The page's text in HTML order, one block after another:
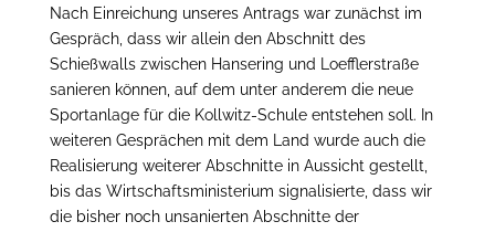
Nach Einreichung unseres Antrags war zunächst im
Gespräch, dass wir allein den Abschnitt des
Schießwalls zwischen Hansering und Loefflerstraße
sanieren können, auf dem unter anderem die neue
Sportanlage für die Kollwitz-Schule entstehen soll. In
weiteren Gesprächen mit dem Land wurde auch die
Realisierung weiterer Abschnitte in Aussicht gestellt,
bis das Wirtschaftsministerium signalisierte, dass wir
die bisher noch unsanierten Abschnitte der